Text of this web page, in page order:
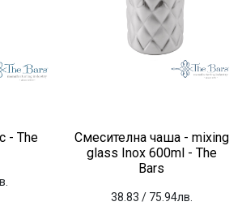
- The
Смесителна чаша - mixing
glass Inox 600ml - The
Bars
38.83 / 75.94лв.